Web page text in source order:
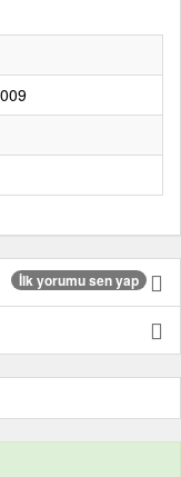
İlk yorumu sen yap